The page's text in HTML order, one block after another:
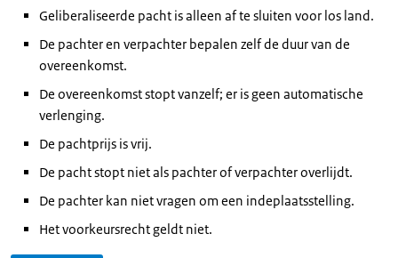
Geliberaliseerde pacht is alleen af te sluiten voor los land.
De pachter en verpachter bepalen zelf de duur van de
overeenkomst.
De overeenkomst stopt vanzelf; er is geen automatische
verlenging.
De pachtprijs is vrij.
De pacht stopt niet als pachter of verpachter overlijdt.
De pachter kan niet vragen om een indeplaatsstelling.
Het voorkeursrecht geldt niet.